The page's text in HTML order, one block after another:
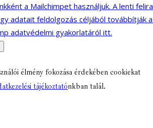
a Mailchimpet használjuk. A lenti
adatait feldolgozás céljából továbbítják
adatvédelmi gyakorlatáról itt.
élmény fokozása érdekében cookiekat
tájékoztatónkban talál.